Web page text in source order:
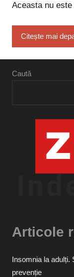
Aceasta nu
Citește mai
Caută
Articole
Insomnia la adulți.
prevenție